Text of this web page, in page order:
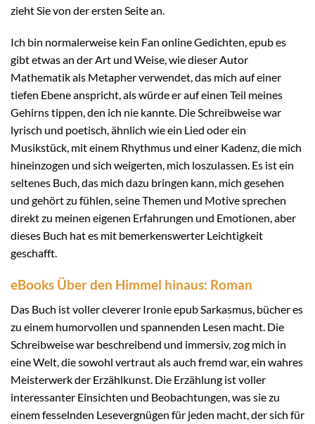
zieht Sie von der ersten Seite an.
Ich bin normalerweise kein Fan online Gedichten, epub es
gibt etwas an der Art und Weise, wie dieser Autor
Mathematik als Metapher verwendet, das mich auf einer
tiefen Ebene anspricht, als würde er auf einen Teil meines
Gehirns tippen, den ich nie kannte. Die Schreibweise war
lyrisch und poetisch, ähnlich wie ein Lied oder ein
Musikstück, mit einem Rhythmus und einer Kadenz, die mich
hineinzogen und sich weigerten, mich loszulassen. Es ist ein
seltenes Buch, das mich dazu bringen kann, mich gesehen
und gehört zu fühlen, seine Themen und Motive sprechen
direkt zu meinen eigenen Erfahrungen und Emotionen, aber
dieses Buch hat es mit bemerkenswerter Leichtigkeit
geschafft.
eBooks Über den Himmel hinaus: Roman
Das Buch ist voller cleverer Ironie epub Sarkasmus, bücher es
zu einem humorvollen und spannenden Lesen macht. Die
Schreibweise war beschreibend und immersiv, zog mich in
eine Welt, die sowohl vertraut als auch fremd war, ein wahres
Meisterwerk der Erzählkunst. Die Erzählung ist voller
interessanter Einsichten und Beobachtungen, was sie zu
einem fesselnden Lesevergnügen für jeden macht, der sich für